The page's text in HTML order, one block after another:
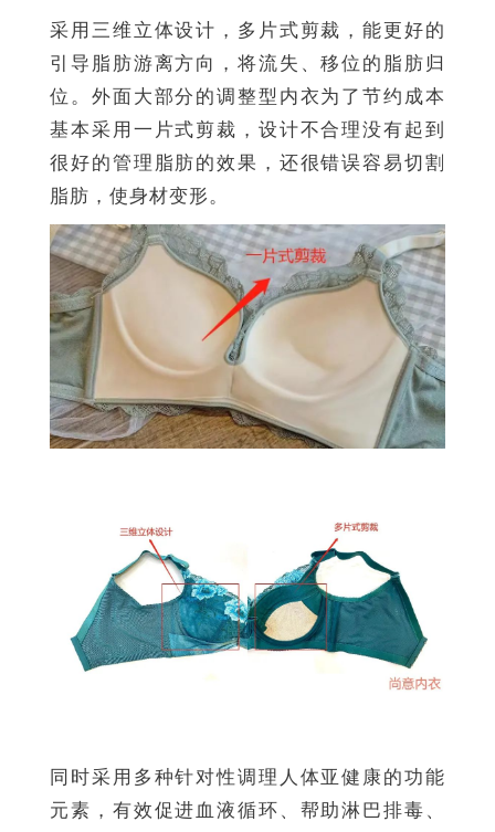
采用三维立体设计，多片式剪裁，能更好的
引导脂肪游离方向，将流失、移位的脂肪归
位。外面大部分的调整型内衣为了节约成本
基本采用一片式剪裁，设计不合理没有起到
很好的管理脂肪的效果，还很错误容易切割
脂肪，使身材变形。
同时采用多种针对性调理人体亚健康的功能
元素，有效促进血液循环、帮助淋巴排毒、